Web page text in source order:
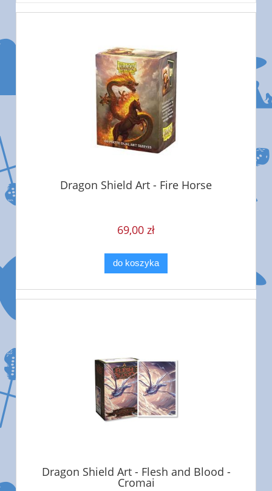
Dragon Shield Art - Fire Horse
69,00 zł
do koszyka
Dragon Shield Art - Flesh and Blood -
Cromai